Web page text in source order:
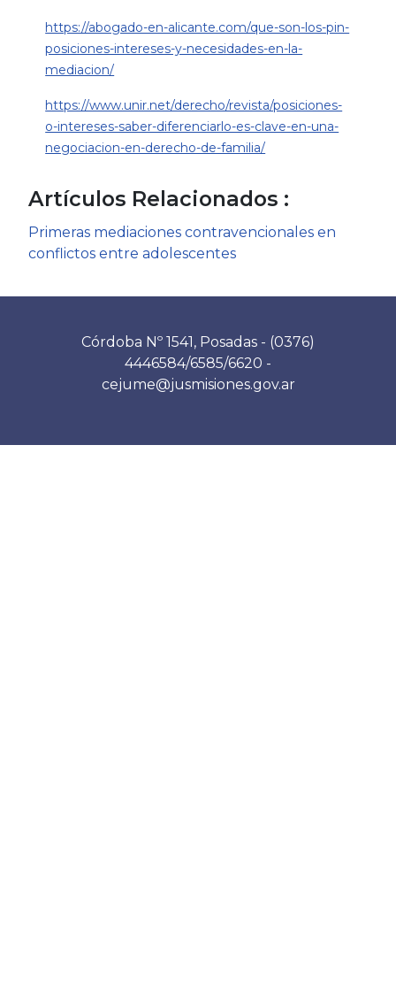
https://abogado-en-alicante.com/que-son-los-pin-
posiciones-intereses-y-necesidades-en-la-
mediacion/
https://www.unir.net/derecho/revista/posiciones-
o-intereses-saber-diferenciarlo-es-clave-en-una-
negociacion-en-derecho-de-familia/
Artículos Relacionados :
Primeras mediaciones contravencionales en
conflictos entre adolescentes
Córdoba Nº 1541, Posadas - (0376)
4446584/6585/6620 -
cejume@jusmisiones.gov.ar